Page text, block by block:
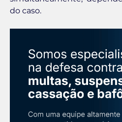
do caso.